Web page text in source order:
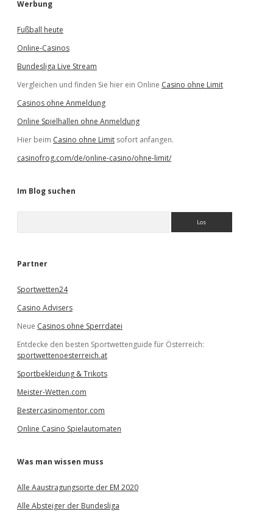
Werbung
Fußball heute
Online-Casinos
Bundesliga Live Stream
Vergleichen und finden Sie hier ein Online Casino ohne Limit
Casinos ohne Anmeldung
Online Spielhallen ohne Anmeldung
Hier beim Casino ohne Limit sofort anfangen.
casinofrog.com/de/online-casino/ohne-limit/
Im Blog suchen
e
Partner
Sportwetten24
Casino Advisers
Neue Casinos ohne Sperrdatei
Entdecke den besten Sportwettenguide für Österreich:
sportwettenoesterreich.at
Sportbekleidung & Trikots
Meister-Wetten.com
Bestercasinomentor.com
Online Casino Spielautomaten
Was man wissen muss
Alle Aaustragungsorte der EM 2020
Alle Absteiger der Bundesliga